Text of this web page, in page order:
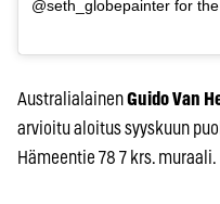
@seth_globepainter for
AustralialainenGuido Van
arvioitu aloitus syyskuun
Hämeentie 78 7 krs. muraali.